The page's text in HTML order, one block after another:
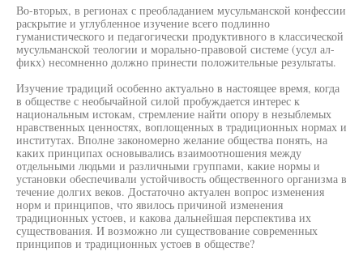
Во-вторых, в регионах с преобладанием мусульманской конфессии
раскрытие и углубленное изучение всего подлинно
гуманистического и педагогически продуктивного в классической
мусульманской теологии и морально-правовой системе (усул ал-
фикх) несомненно должно принести положительные результаты.
Изучение традиций особенно актуально в настоящее время, когда
в обществе с необычайной силой пробуждается интерес к
национальным истокам, стремление найти опору в незыблемых
нравственных ценностях, воплощенных в традиционных нормах и
институтах. Вполне закономерно желание общества понять, на
каких принципах основывались взаимоотношения между
отдельными людьми и различными группами, какие нормы и
установки обеспечивали устойчивость общественного организма в
течение долгих веков. Достаточно актуален вопрос изменения
норм и принципов, что явилось причиной изменения
традиционных устоев, и какова дальнейшая перспектива их
существования. И возможно ли существование современных
принципов и традиционных устоев в обществе?